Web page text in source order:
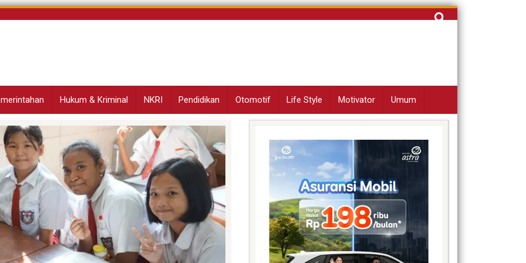
Cari
Hukum & Kriminal NKRI Pendidikan Otomotif Life Style Motivator Umum